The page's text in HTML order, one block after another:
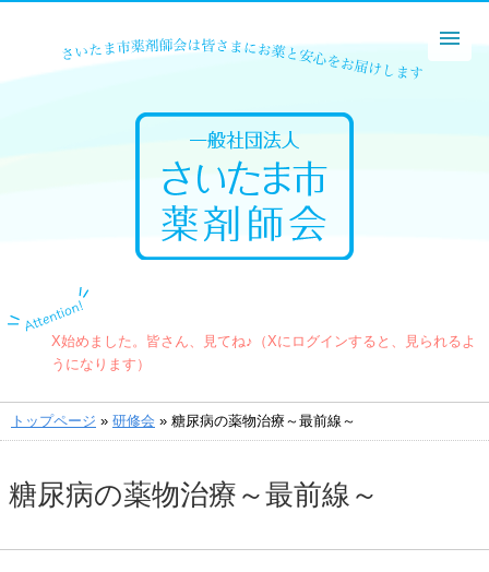
X始めました。皆さん、見てね♪（Xにログインすると、見られるよ
うになります）
トップページ » 研修会 » 糖尿病の薬物治療～最前線～
糖尿病の薬物治療～最前線～